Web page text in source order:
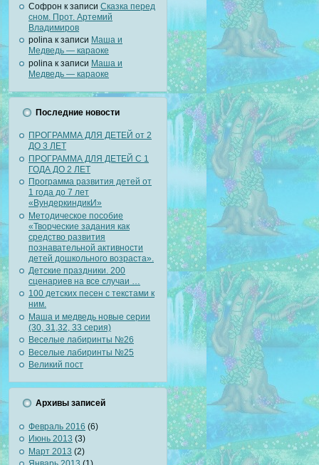
Софрон к записи Сказка перед
сном. Прот. Артемий
Владимиров
polina к записи Маша и
Медведь — караоке
polina к записи Маша и
Медведь — караоке
Последние новости
ПРОГРАММА ДЛЯ ДЕТЕЙ от 2
ДО 3 ЛЕТ
ПРОГРАММА ДЛЯ ДЕТЕЙ С 1
ГОДА ДО 2 ЛЕТ
Программа развития детей от
1 года до 7 лет
«ВундеркиндикИ»
Методическое пособие
«Творческие задания как
средство развития
познавательной активности
детей дошкольного возраста».
Детские праздники. 200
сценариев на все случаи …
100 детских песен с текстами к
ним.
Маша и медведь новые серии
(30, 31,32, 33 серия)
Веселые лабиринты №26
Веселые лабиринты №25
Великий пост
Архивы записей
Февраль 2016 (6)
Июнь 2013 (3)
Март 2013 (2)